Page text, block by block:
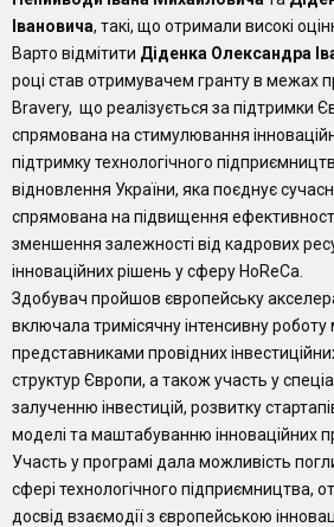
Івановича, такі, що отримали високі
Варто відмітити Діденка Олександра
році став отримувачем гранту в межах
Bravery, що реалізується за підтримки
спрямована на стимулювання
підтримку технологічного
відновлення України, яка поєднує
спрямована на підвищення
зменшення залежності від кадрових
інноваційних рішень у сферу HoReCa.
Здобувач пройшов європейську
включала тримісячну інтенсивну роботу
представниками провідних
структур Європи, а також участь у
залученню інвестицій, розвитку
моделі та маштабуванню інноваційних
Участь у програмі дала можливість
сфері технологічного підприємництва,
досвід взаємодії з європейською